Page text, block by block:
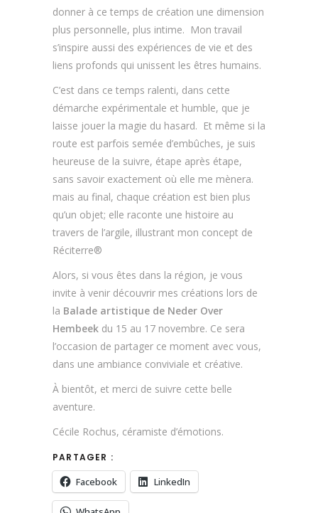
donner à ce temps de création une dimension
plus personnelle, plus intime. Mon travail
s’inspire aussi des expériences de vie et des
liens profonds qui unissent les êtres humains.
C’est dans ce temps ralenti, dans cette
démarche expérimentale et humble, que je
laisse jouer la magie du hasard. Et même si la
route est parfois semée d’embûches, je suis
heureuse de la suivre, étape après étape,
sans savoir exactement où elle me mènera.
mais au final, chaque création est bien plus
qu’un objet; elle raconte une histoire au
travers de l’argile, illustrant mon concept de
Réciterre®
Alors, si vous êtes dans la région, je vous
invite à venir découvrir mes créations lors de
la Balade artistique de Neder Over
Hembeek du 15 au 17 novembre. Ce sera
l’occasion de partager ce moment avec vous,
dans une ambiance conviviale et créative.
À bientôt, et merci de suivre cette belle
aventure.
Cécile Rochus, céramiste d’émotions.
PARTAGER :
Facebook LinkedIn